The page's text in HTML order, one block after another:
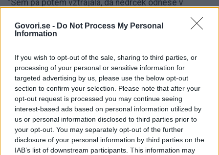
Govori.se - Do Not Process My Personal
Information
If you wish to opt-out of the sale, sharing to third parties, or
processing of your personal or sensitive information for
targeted advertising by us, please use the below opt-out
section to confirm your selection. Please note that after your
opt-out request is processed you may continue seeing
interest-based ads based on personal information utilized by
us or personal information disclosed to third parties prior to
your opt-out. You may separately opt-out of the further
disclosure of your personal information by third parties on the
IAB’s list of downstream participants. This information may
"Sem pa potem vztrajala, da nedrček odnese v
vendarle zglasi, če je bo novi nedrček kakorkoli
Kar se je tudi zgodilo.
Gospa se je namreč vrnila naslednji dan, tokrat
zgodaj dopoldan in torej v hladnejšem delu dneva.
Šele takrat sta skupaj našli - seveda s kar nekaj
pomerjanja - zanjo zares popolno izbiro.